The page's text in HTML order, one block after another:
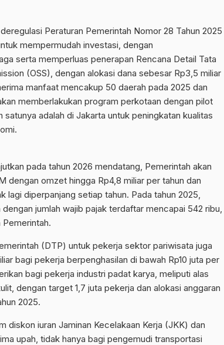
Peraturan Pemerintah Nomor 28 Tahun 2025
mempermudah investasi, dengan
serta memperluas penerapan Rencana Detail Tata
(OSS), dengan alokasi dana sebesar Rp3,5 miliar
manfaat mencakup 50 daerah pada 2025 dan
memberlakukan program perkotaan dengan pilot
adalah di Jakarta untuk peningkatan kualitas
pada tahun 2026 mendatang, Pemerintah akan
dengan omzet hingga Rp4,8 miliar per tahun dan
diperpanjang setiap tahun. Pada tahun 2025,
jumlah wajib pajak terdaftar mencapai 542 ribu,
Pemerintah.
(DTP) untuk pekerja sektor pariwisata juga
bagi pekerja berpenghasilan di bawah Rp10 juta per
bagi pekerja industri padat karya, meliputi alas
dengan target 1,7 juta pekerja dan alokasi anggaran
2025.
diskon iuran Jaminan Kecelakaan Kerja (JKK) dan
upah, tidak hanya bagi pengemudi transportasi